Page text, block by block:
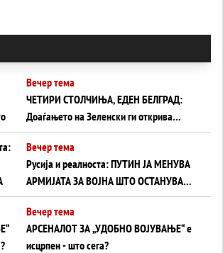
Вечер тема
ЧЕТИРИ СТОЛЧИЊА, ЕДЕН БЕЛГРАД:
Доаѓањето на Зеленски ги открива
тајните на политиката на балансирање
на Вучиќ
Вечер тема
Русија и реалноста: ПУТИН ЈА МЕНУВА
АРМИЈАТА ЗА ВОЈНА ШТО ОСТАНУВА
БЕЗ ФРОНТ
Вечер тема
АРСЕНАЛОТ ЗА „УДОБНО ВОЈУВАЊЕ“ е
исцрпен - што сега?